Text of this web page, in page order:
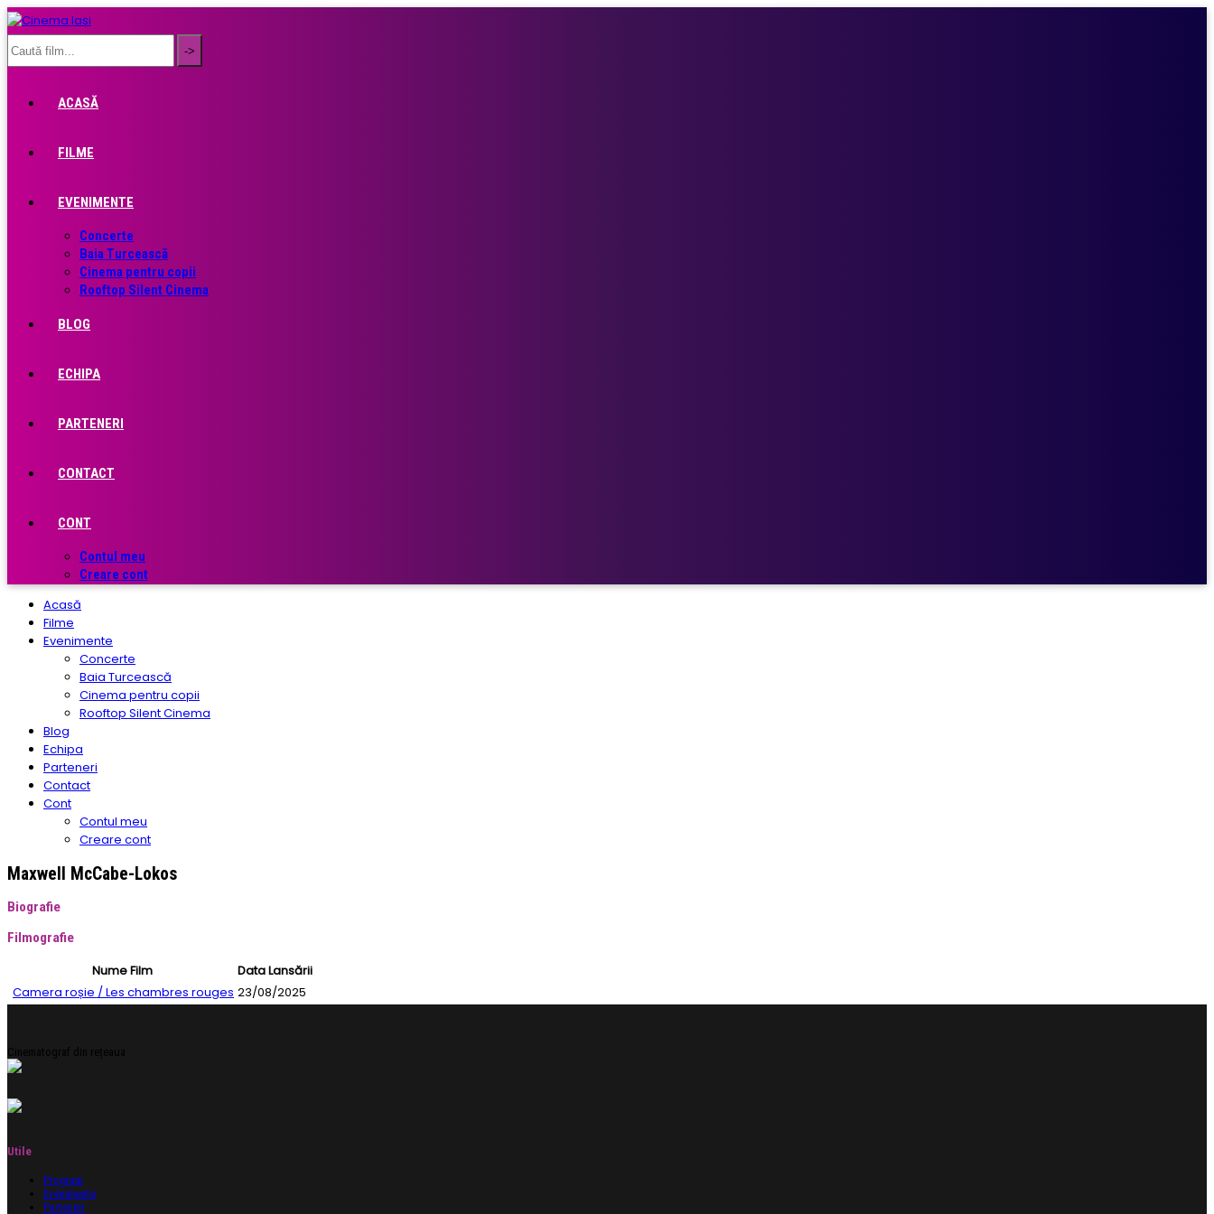
ACASĂ
FILME
EVENIMENTE
Concerte
Baia Turcească
Cinema pentru copii
Rooftop Silent Cinema
BLOG
ECHIPA
PARTENERI
CONTACT
CONT
Contul meu
Creare cont
Acasă
Filme
Evenimente
Concerte
Baia Turcească
Cinema pentru copii
Rooftop Silent Cinema
Blog
Echipa
Parteneri
Contact
Cont
Contul meu
Creare cont
Maxwell McCabe-Lokos
Biografie
Filmografie
Nume Film
Data Lansării
Camera roșie / Les chambres rouges 23/08/2025
Cinematograf din rețeaua
Utile
Program
Evenimente
Parteneri